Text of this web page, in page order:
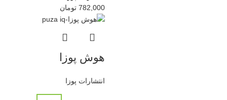
782,000 تومان
هوش پوزا
انتشارات پوزا